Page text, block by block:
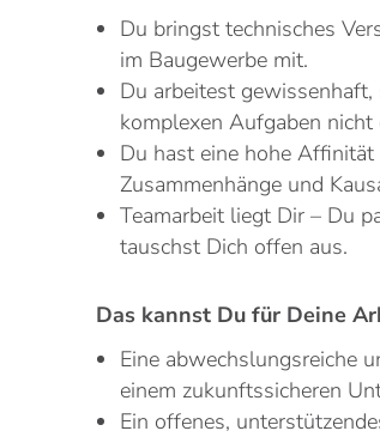
Du bringst technisches
im Baugewerbe mit.
Du arbeitest
komplexen Aufgaben nicht
Du hast eine hohe
Zusammenhänge und
Teamarbeit liegt Dir – Du
tauschst Dich offen aus.
Das kannst Du für Deine
Eine abwechslungsreiche
einem zukunftssicheren
Ein offenes,